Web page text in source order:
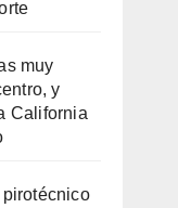
muy
y
California